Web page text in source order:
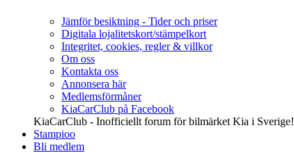
Jämför besiktning - Tider och priser
Digitala lojalitetskort/stämpelkort
Integritet, cookies, regler & villkor
Om oss
Kontakta oss
Annonsera här
Medlemsförmåner
KiaCarClub på Facebook
KiaCarClub - Inofficiellt forum för bilmärket Kia i Sverige!
Stampioo
Bli medlem